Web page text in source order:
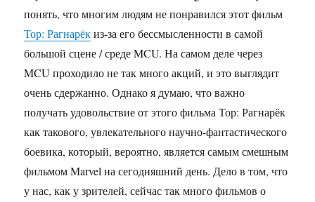
понять, что многим людям не понравился этот фильм
Тор: Рагнарёкиз-за его бессмысленности в самой
большой сцене / среде MCU. На самом деле через
MCU проходило не так много акций, и это выглядит
очень сдержанно. Однако я думаю, что важно
получать удовольствие от этого фильма Тор: Рагнарёк
как такового, увлекательного научно-фантастического
боевика, который, вероятно, является самым смешным
фильмом Marvel на сегодняшний день. Дело в том, что
у нас, как у зрителей, сейчас так много фильмов о